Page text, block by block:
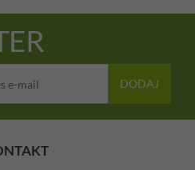
DODAJ